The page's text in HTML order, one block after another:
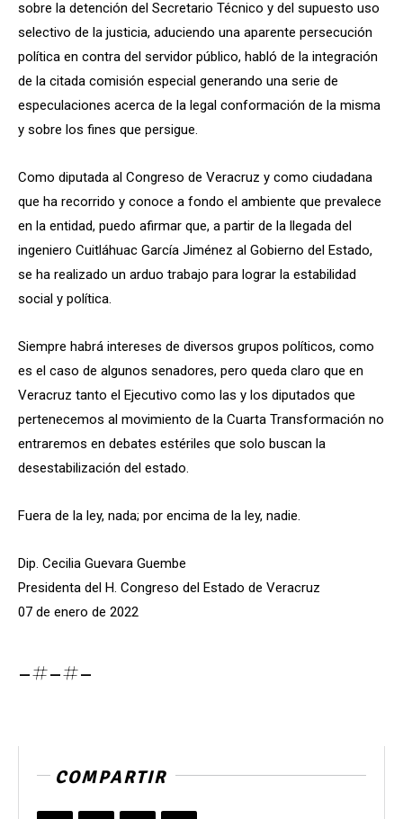
sobre la detención del Secretario Técnico y del supuesto uso
selectivo de la justicia, aduciendo una aparente persecución
política en contra del servidor público, habló de la integración
de la citada comisión especial generando una serie de
especulaciones acerca de la legal conformación de la misma
y sobre los fines que persigue.
Como diputada al Congreso de Veracruz y como ciudadana
que ha recorrido y conoce a fondo el ambiente que prevalece
en la entidad, puedo afirmar que, a partir de la llegada del
ingeniero Cuitláhuac García Jiménez al Gobierno del Estado,
se ha realizado un arduo trabajo para lograr la estabilidad
social y política.
Siempre habrá intereses de diversos grupos políticos, como
es el caso de algunos senadores, pero queda claro que en
Veracruz tanto el Ejecutivo como las y los diputados que
pertenecemos al movimiento de la Cuarta Transformación no
entraremos en debates estériles que solo buscan la
desestabilización del estado.
Fuera de la ley, nada; por encima de la ley, nadie.
Dip. Cecilia Guevara Guembe
Presidenta del H. Congreso del Estado de Veracruz
07 de enero de 2022
-#-#-
COMPARTIR